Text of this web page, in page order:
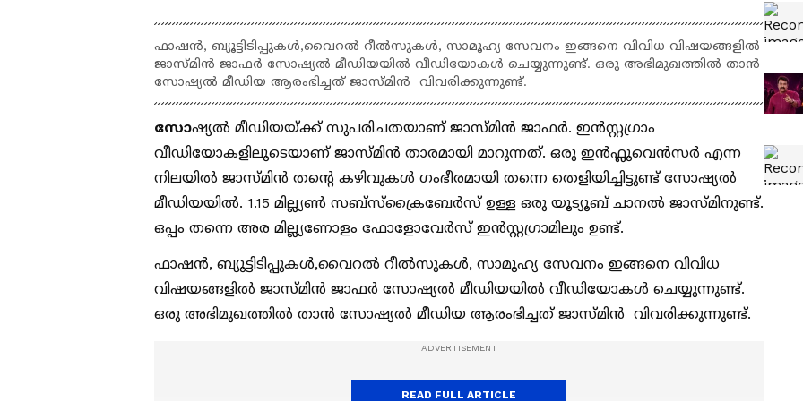
ഫാഷന്‍, ബ്യൂട്ടിടിപ്പുകള്‍,വൈറല്‍ റീല്‍സുകള്‍, സാമൂഹ്യ സേവനം ഇങ്ങനെ വിവിധ വിഷയങ്ങളില്‍
ജാസ്മിന്‍ ജാഫര്‍ സോഷ്യല്‍ മീഡിയയില്‍ വീഡിയോകള്‍ ചെയ്യുന്നുണ്ട്. ഒരു അഭിമുഖത്തില്‍ താന്‍
സോഷ്യല്‍ മീഡിയ ആരംഭിച്ചത് ജാസ്മിന്‍ വിവരിക്കുന്നുണ്ട്.
സോഷ്യല്‍ മീഡിയയ്ക്ക് സുപരിചതയാണ് ജാസ്മിന്‍ ജാഫര്‍. ഇന്‍സ്റ്റഗ്രാം
വീഡിയോകളിലൂടെയാണ് ജാസ്മിന്‍ താരമായി മാറുന്നത്. ഒരു ഇന്‍ഫ്ലൂവെന്‍സര്‍ എന്ന
നിലയില്‍ ജാസ്മിന്‍ തന്‍റെ കഴിവുകള്‍ ഗംഭീരമായി തന്നെ തെളിയിച്ചിട്ടുണ്ട് സോഷ്യല്‍
മീഡിയയില്‍. 1.15 മില്ല്യണ്‍ സബ്സ്ക്രൈബേര്‍സ് ഉള്ള ഒരു യൂട്യൂബ് ചാനല്‍ ജാസ്മിനുണ്ട്.
ഒപ്പം തന്നെ അര മില്ല്യണോളം ഫോളോവേര്‍സ് ഇന്‍സ്റ്റഗ്രാമിലും ഉണ്ട്.
ഫാഷന്‍, ബ്യൂട്ടിടിപ്പുകള്‍,വൈറല്‍ റീല്‍സുകള്‍, സാമൂഹ്യ സേവനം ഇങ്ങനെ വിവിധ
വിഷയങ്ങളില്‍ ജാസ്മിന്‍ ജാഫര്‍ സോഷ്യല്‍ മീഡിയയില്‍ വീഡിയോകള്‍ ചെയ്യുന്നുണ്ട്.
ഒരു അഭിമുഖത്തില്‍ താന്‍ സോഷ്യല്‍ മീഡിയ ആരംഭിച്ചത് ജാസ്മിന്‍ വിവരിക്കുന്നുണ്ട്.
READ FULL ARTICLE